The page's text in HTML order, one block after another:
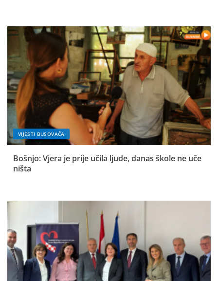
VIJESTI BUSOVAČA
Bošnjo: Vjera je prije učila ljude, danas škole ne uče
ništa